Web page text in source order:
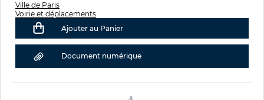
Ville de Paris
Voirie et déplacements
Ajouter au Panier
Document numérique